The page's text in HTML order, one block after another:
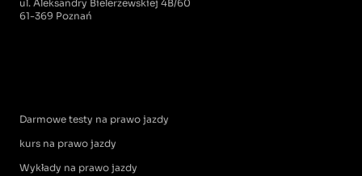
ul. Aleksandry Bielerzewskiej 4B/60
61-369 Poznań
Darmowe testy na prawo jazdy
kurs na prawo jazdy
Wykłady na prawo jazdy